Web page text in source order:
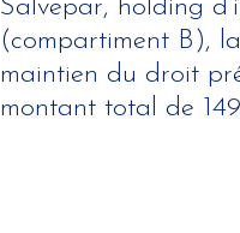
Salvepar, holding
(compartiment B),
maintien du droit
montant total de